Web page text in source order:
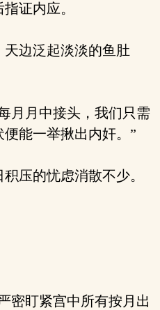
证内应。
边泛起淡淡的鱼肚
月月中接头，我们只需
能一举揪出内奸。”
压的忧虑消散不少。
密盯紧宫中所有按月出